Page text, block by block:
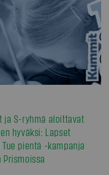
ja S-ryhmä aloittavat
hyväksi: Lapset
pientä -kampanja
Prismoissa